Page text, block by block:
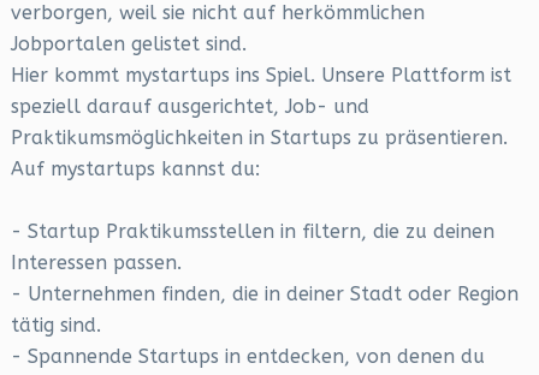
verborgen, weil sie nicht auf herkömmlichen
Jobportalen gelistet sind.
Hier kommt mystartups ins Spiel. Unsere Plattform ist
speziell darauf ausgerichtet, Job- und
Praktikumsmöglichkeiten in Startups zu präsentieren.
Auf mystartups kannst du:
- Startup Praktikumsstellen in filtern, die zu deinen
Interessen passen.
- Unternehmen finden, die in deiner Stadt oder Region
tätig sind.
- Spannende Startups in entdecken, von denen du